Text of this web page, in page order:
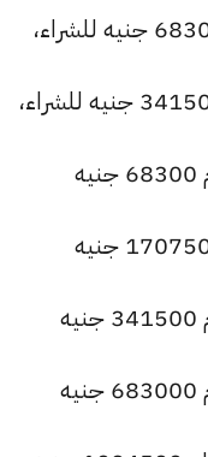
أسعار الذهب عيار 21 وزن 1 جرام 6830 جنيه للشراء،
أسعار الذهب عيار 21 وزن 5 جرام 34150 جنيه للشراء،
أسعار الذهب عيار 21 وزن 10 جرام 68300 جنيه
سعر الذهب عيار 21 وزن 25 جرام 170750 جنيه
أسعار الذهب عيار 21 وزن 50 جرام 341500 جنيه
سعر الذهب عيار 21 وزن 100 جرام 683000 جنيه